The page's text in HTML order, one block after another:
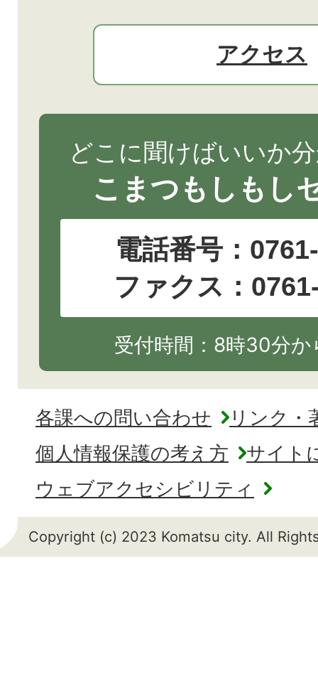
アクセス
どこに聞けばいいか
こまつもしもし
電話番号：
ファクス：
受付時間：8時30分
各課への問い合わせ
リンク・
個人情報保護の考え方
サイト
ウェブアクセシビリティ
Copyright (c) 2023 Komatsu city. All